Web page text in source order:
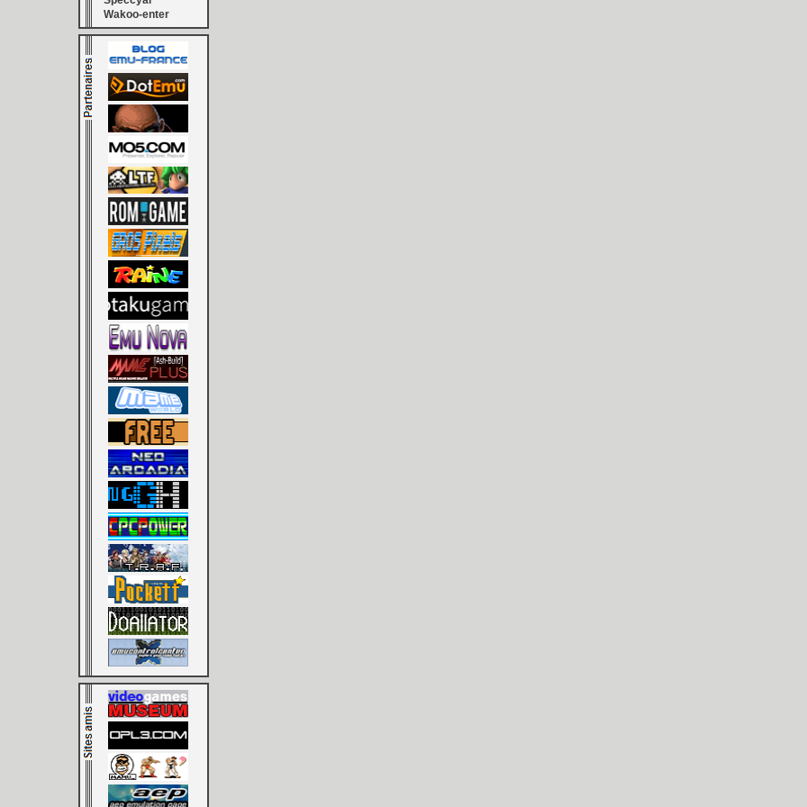
[GK] Résultats Nintendo :
[GK] Déjà des
[Mo5] Brickboy cherche à
[GK] Minecraft et ses «
[GK] Beast of
[GK] Ubisoft : fin de partie
[GK] Mémoire cash -
[GK] Dan Houser (GTA)
[GK] Comment EA Sports
[GK] Crimson Moon : un
[GK] Isle of Reveries : le
[GK] Moonlighter 2 : The
[GK] Capcom relance
[GK] Guillermo del Toro
Wakoo-enter